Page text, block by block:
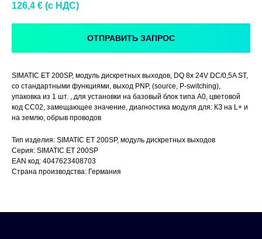
126,4 € (c НДС)
ОТПРАВИТЬ ЗАПРОС
SIMATIC ET 200SP, модуль дискретных выходов, DQ 8x 24V DC/0,5A ST,
со стандартными функциями, выход PNP, (source, P-switching),
упаковка из 1 шт. , для установки на базовый блок типа A0, цветовой
код CC02, замещающее значение, диагностика модуля для: КЗ на L+ и
на землю, обрыв проводов
Тип изделия: SIMATIC ET 200SP, модуль дискретных выходов
Серия: SIMATIC ET 200SP
EAN код: 4047623408703
Страна производства: Германия